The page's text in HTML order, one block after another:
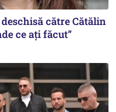
către Cătălin
ce ați făcut”